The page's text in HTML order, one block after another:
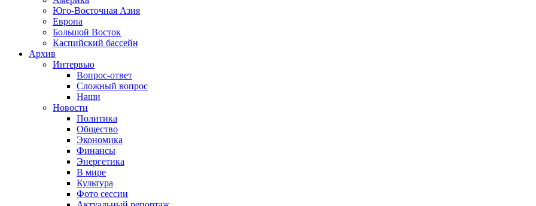
Юго-Восточная Азия
Европа
Большой Восток
Каспийский бассейн
Архив
Интервью
Вопрос-ответ
Сложный вопрос
Наши
Новости
Политика
Общество
Экономика
Финансы
Энергетика
В мире
Культура
Фото сессии